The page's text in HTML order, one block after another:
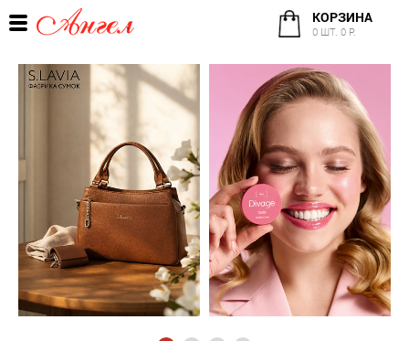
КОРЗИНА
0 ШТ. 0 Р.